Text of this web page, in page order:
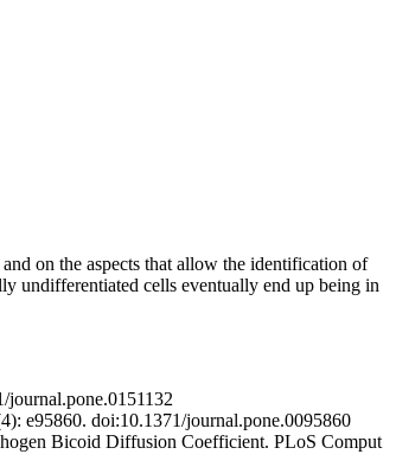
on the aspects that allow the identification of
undifferentiated cells eventually end up being in
journal.pone.0151132
e95860. doi:10.1371/journal.pone.0095860
Bicoid Diffusion Coefficient. PLoS Comput